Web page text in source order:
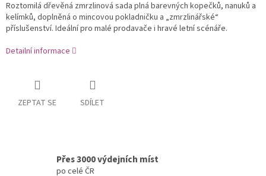
Roztomilá dřevěná zmrzlinová sada plná barevných kopečků, nanuků a
kelímků, doplněná o mincovou pokladničku a „zmrzlinářské“
příslušenství. Ideální pro malé prodavače i hravé letní scénáře.
Detailní informace
ZEPTAT SE SDÍLET
Přes 3000 výdejních míst
po celé ČR